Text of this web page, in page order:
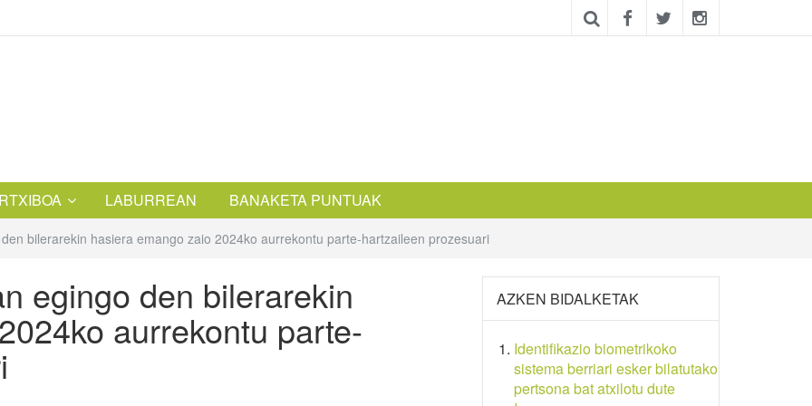
LABURREAN BANAKETA PUNTUAK
bilerarekin hasiera emango zaio 2024ko aurrekontu parte-hartzaileen prozesuari
egingo den bilerarekin
aurrekontu parte-
AZKEN BIDALKETAK
Identifikazio biometrikoko
sistema berriari esker bilatutako
pertsona bat atxilotu dute